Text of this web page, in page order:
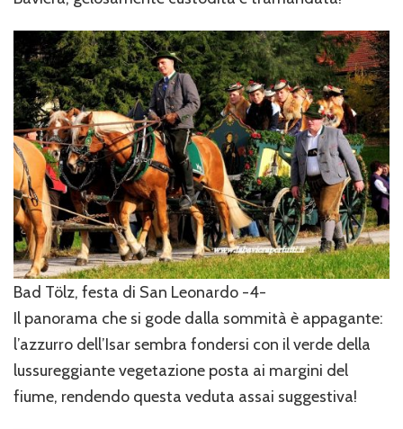
Bad Tölz, festa di San Leonardo -4-
Il panorama che si gode dalla sommità è appagante:
l’azzurro dell’Isar sembra fondersi con il verde della
lussureggiante vegetazione posta ai margini del
fiume, rendendo questa veduta assai suggestiva!